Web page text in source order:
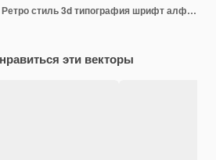
Шрифт лампочки. Ретро стиль 3d типография шрифт алфавит
эти векторы